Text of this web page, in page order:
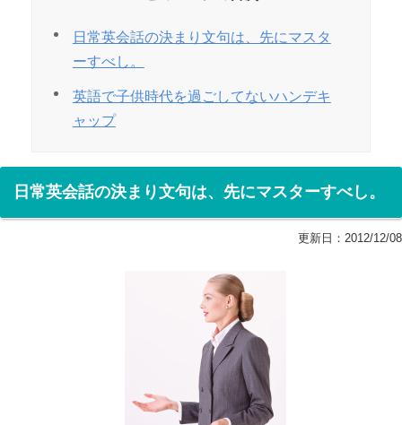
日常英会話の決まり文句は、先にマスタ
ーすべし。
英語で子供時代を過ごしてないハンデキ
ャップ
日常英会話の決まり文句は、先にマスターすべし。
更新日： 2012/12/08